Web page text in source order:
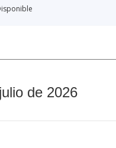
de 2026